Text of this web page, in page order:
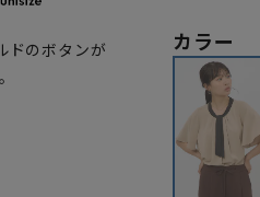
ドのボタンが
カラー